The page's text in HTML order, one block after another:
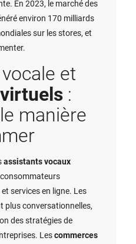
En 2023, le marché des
environ 170 milliards
sur les stores, et
et
:
manière
assistants vocaux
services en ligne. Les
plus conversationnelles,
des stratégies de
Lescommerces